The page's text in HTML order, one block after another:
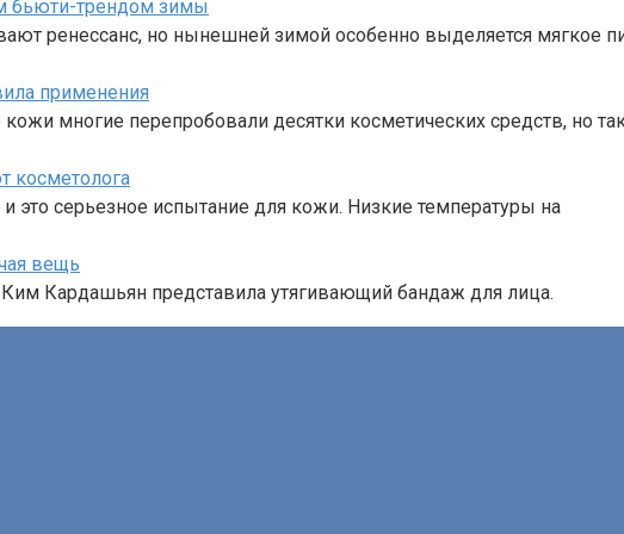
бьюти-трендом зимы
ренессанс, но нынешней зимой особенно выделяется мягкое
применения
многие перепробовали десятки косметических средств, но
косметолога
это серьезное испытание для кожи. Низкие температуры на
вещь
Кардашьян представила утягивающий бандаж для лица.